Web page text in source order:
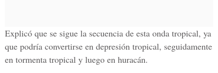
Explicó que se sigue la secuencia de esta onda tropical, ya
que podría convertirse en depresión tropical, seguidamente
en tormenta tropical y luego en huracán.